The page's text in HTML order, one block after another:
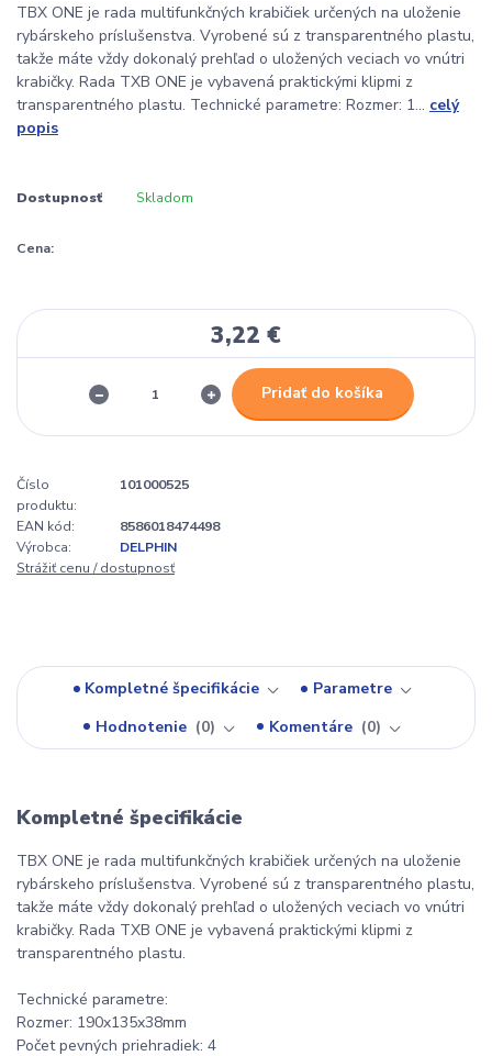
TBX ONE je rada multifunkčných krabičiek určených na uloženie
rybárskeho príslušenstva. Vyrobené sú z transparentného plastu,
takže máte vždy dokonalý prehľad o uložených veciach vo vnútri
krabičky. Rada TXB ONE je vybavená praktickými klipmi z
transparentného plastu. Technické parametre: Rozmer: 1... celý
popis
Dostupnosť Skladom
Cena:
3,22 €
Pridať do košíka
Číslo
produktu:
101000525
EAN kód:
8586018474498
Výrobca:
DELPHIN
Strážiť cenu / dostupnosť
Kompletné špecifikácie
Parametre
Hodnotenie
0 Komentáre 0
Kompletné špecifikácie
TBX ONE je rada multifunkčných krabičiek určených na uloženie
rybárskeho príslušenstva. Vyrobené sú z transparentného plastu,
takže máte vždy dokonalý prehľad o uložených veciach vo vnútri
krabičky. Rada TXB ONE je vybavená praktickými klipmi z
transparentného plastu.
Technické parametre:
Rozmer: 190x135x38mm
Počet pevných priehradiek: 4